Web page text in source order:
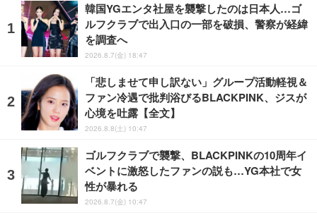
韓国YGエンタ社屋を襲撃したのは日本人…ゴ
ルフクラブで出入口の一部を破損、警察が経緯
を調査へ
2026.8.7(金) 18:47
「悲しませて申し訳ない」グループ活動軽視＆
ファン冷遇で批判浴びるBLACKPINK、ジスが
心境を吐露【全文】
2026.8.8(土) 10:47
ゴルフクラブで襲撃、BLACKPINKの10周年イ
ベントに激怒したファンの説も…YG本社で女
性が暴れる
2026.8.7(金) 10:47